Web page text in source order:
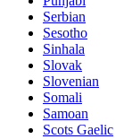
Serbian
Sesotho
Sinhala
Slovak
Slovenian
Somali
Samoan
Scots Gaelic